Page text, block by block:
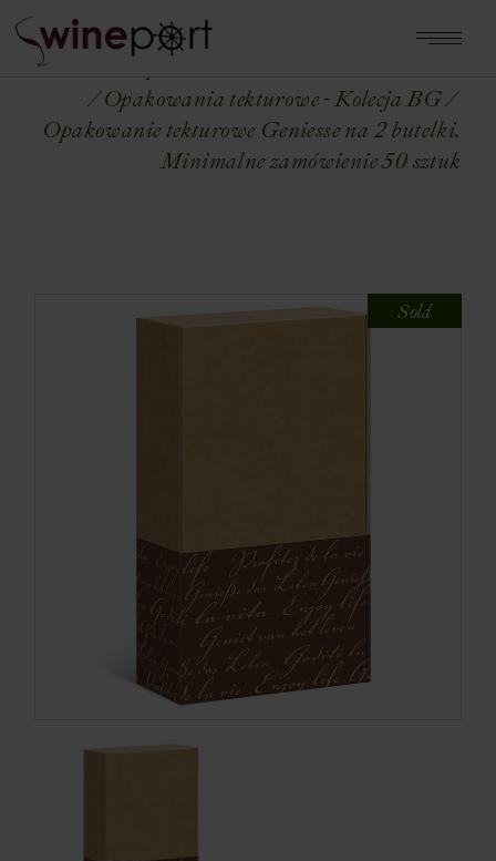
Home
Opakowania tekturowe - Kolecja BG
Opakowanie tekturowe Geniesse na 2 butelki.
Minimalne zamówienie 50 sztuk
Sold